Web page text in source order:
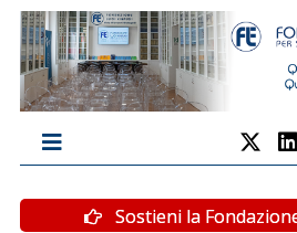
Sostieni la